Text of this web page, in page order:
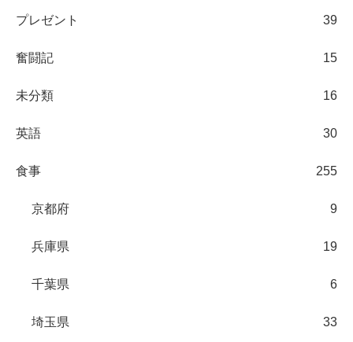
プレゼント 39
奮闘記 15
未分類 16
英語 30
食事 255
京都府 9
兵庫県 19
千葉県 6
埼玉県 33